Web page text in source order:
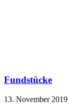
Fundstücke
13. November 2019